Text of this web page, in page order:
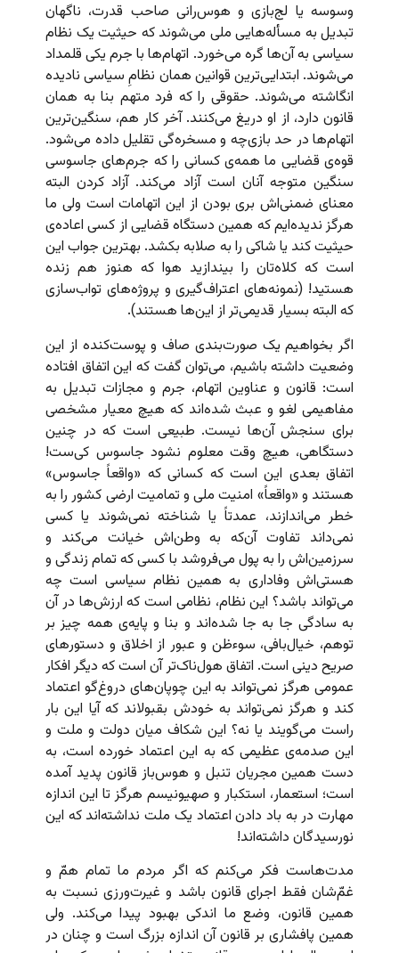
وسوسه یا لج‌بازی و هوس‌رانی صاحب قدرت، ناگهان
تبدیل به مسأله‌هایی ملی می‌شوند که حیثیت یک نظام
سیاسی به آن‌ها گره می‌خورد. اتهام‌ها با جرم یکی قلمداد
می‌شوند. ابتدایی‌ترین قوانین همان نظامِ سیاسی نادیده
انگاشته می‌شوند. حقوقی را که فرد متهم بنا به همان
قانون دارد، از او دریغ می‌کنند. آخر کار هم، سنگین‌ترین
اتهام‌ها در حد بازی‌چه و مسخره‌‌گی تقلیل داده می‌شود.
قوه‌ی قضایی‌ ما همه‌ی کسانی را که جرم‌های جاسوسی
سنگین متوجه آنان است آزاد می‌کند. آزاد کردن البته
معنای ضمنی‌اش بری بودن از این اتهامات است ولی ما
هرگز ندیده‌ایم که همین دستگاه قضایی از کسی اعاده‌ی
حیثیت کند یا شاکی را به صلابه بکشد. بهترین جواب این
است که کلاه‌تان را بیندازید هوا که هنوز هم زنده
هستید! (نمونه‌های اعتراف‌گیری و پروژه‌های تواب‌سازی
که البته بسیار قدیمی‌تر از این‌ها هستند).
اگر بخواهیم یک صورت‌بندی صاف و پوست‌کنده از این
وضعیت داشته باشیم،‌ می‌توان گفت که این اتفاق افتاده
است: قانون و عناوین اتهام، جرم و مجازات تبدیل به
مفاهیمی لغو و عبث شده‌اند که هیچ معیار مشخصی
برای سنجش آن‌ها نیست. طبیعی است که در چنین
دستگاهی، هیچ وقت معلوم نشود جاسوس کی‌ست!
اتفاق بعدی این است که کسانی که «واقعاً جاسوس»
هستند و «واقعاً» امنیت ملی و تمامیت ارضی کشور را به
خطر می‌اندازند، عمدتاً یا شناخته نمی‌شوند یا کسی
نمی‌داند تفاوت آن‌که به وطن‌اش خیانت می‌کند و
سرزمین‌اش را به پول می‌فروشد با کسی که تمام زندگی و
هستی‌اش وفاداری به همین نظام سیاسی است چه
می‌تواند باشد؟ این نظام، نظامی است که ارزش‌ها در آن
به سادگی جا به جا شده‌اند و بنا و پایه‌ی همه چیز بر
توهم، خیال‌بافی، سوءظن و عبور از اخلاق و دستورهای
صریح دینی است. اتفاق هول‌ناک‌تر آن است که دیگر افکار
عمومی هرگز نمی‌تواند به این چوپان‌های دروغ‌گو اعتماد
کند و هرگز نمی‌تواند به خودش بقبولاند که آیا این بار
راست می‌گویند یا نه؟ این شکاف میان دولت و ملت و
این صدمه‌ی عظیمی که به این اعتماد خورده است، به
دست همین مجریان تنبل و هوس‌باز قانون پدید آمده
است؛ استعمار، استکبار و صهیونیسم هرگز تا این اندازه
مهارت در به باد دادن اعتماد یک ملت نداشته‌اند که این
نورسیدگان داشته‌اند!
مدت‌هاست فکر می‌کنم که اگر مردم ما تمام همّ و
غم‌ّشان فقط اجرای قانون باشد و غیرت‌ورزی نسبت به
همین قانون، وضع ما اندکی بهبود پیدا می‌کند. ولی
همین پافشاری بر قانون آن اندازه بزرگ است و چنان در